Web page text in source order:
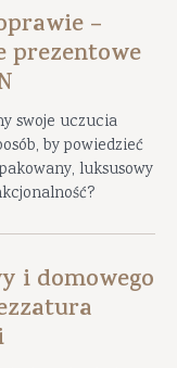
–
prezentowe
swoje uczucia
by powiedzieć
luksusowy
i domowego